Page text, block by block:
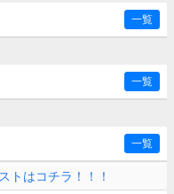
一覧
一覧
一覧
トはコチラ！！！